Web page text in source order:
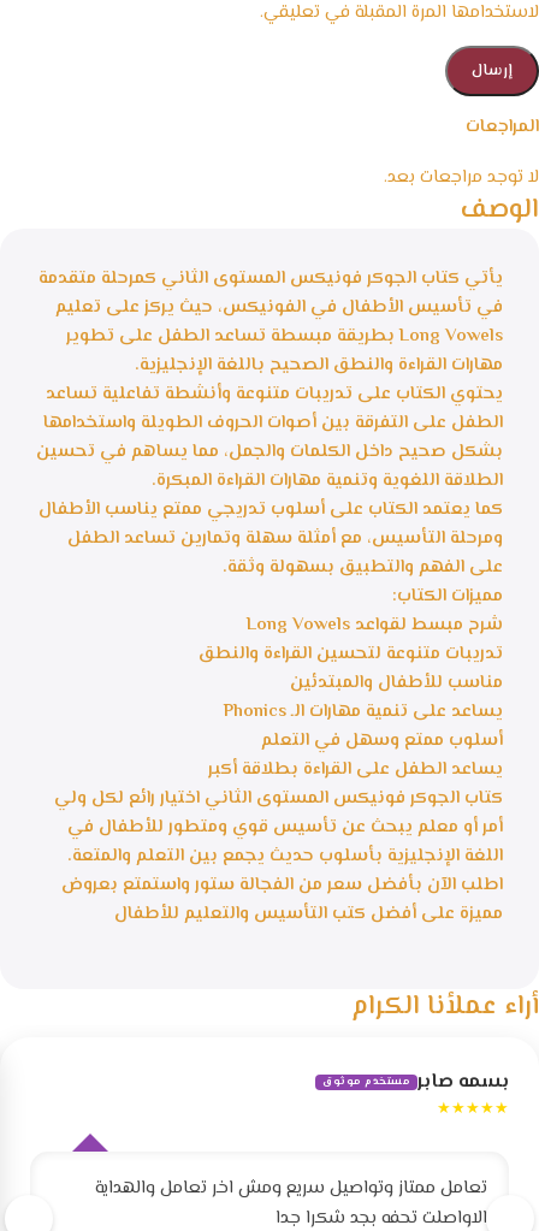
المراجعات
لا توجد مراجعات بعد.
لاستخدامها المرة المقبلة في تعليقي.
الوصف
يأتي كتاب الجوكر فونيكس المستوى الثاني كمرحلة متقدمة
في تأسيس الأطفال في الفونيكس، حيث يركز على تعليم
Long Vowels بطريقة مبسطة تساعد الطفل على تطوير
مهارات القراءة والنطق الصحيح باللغة الإنجليزية.
يحتوي الكتاب على تدريبات متنوعة وأنشطة تفاعلية تساعد
الطفل على التفرقة بين أصوات الحروف الطويلة واستخدامها
بشكل صحيح داخل الكلمات والجمل، مما يساهم في تحسين
الطلاقة اللغوية وتنمية مهارات القراءة المبكرة.
كما يعتمد الكتاب على أسلوب تدريجي ممتع يناسب الأطفال
ومرحلة التأسيس، مع أمثلة سهلة وتمارين تساعد الطفل
على الفهم والتطبيق بسهولة وثقة.
مميزات الكتاب:
شرح مبسط لقواعد Long Vowels
تدريبات متنوعة لتحسين القراءة والنطق
مناسب للأطفال والمبتدئين
يساعد على تنمية مهارات الـ Phonics
أسلوب ممتع وسهل في التعلم
يساعد الطفل على القراءة بطلاقة أكبر
كتاب الجوكر فونيكس المستوى الثاني اختيار رائع لكل ولي
أمر أو معلم يبحث عن تأسيس قوي ومتطور للأطفال في
اللغة الإنجليزية بأسلوب حديث يجمع بين التعلم والمتعة.
اطلب الآن بأفضل سعر من الفجالة ستور واستمتع بعروض
مميزة على أفضل كتب التأسيس والتعليم للأطفال
أراء عملأنا الكرام
بسمه صابر مستخدم موثوق
★★★★★
تعامل ممتاز وتواصيل سريع ومش اخر تعامل والهداية
الاواصلت تحفه بجد شكرا جدا